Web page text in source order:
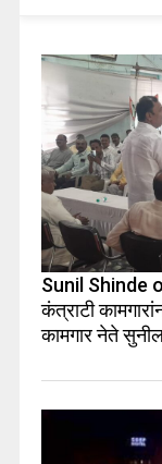
Sunil Shinde
कंत्राटी
कामगार नेते